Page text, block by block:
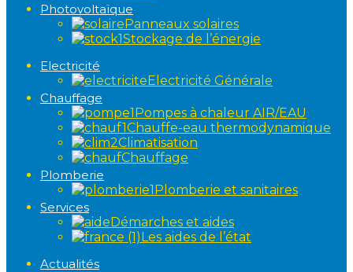
Photovoltaïque
Panneaux solaires
Stockage de l’énergie
Electricité
Electricité Générale
Chauffage
Pompes à chaleur AIR/EAU
Chauffe-eau thermodynamique
Climatisation
Chauffage
Plomberie
Plomberie et sanitaires
Services
Démarches et aides
Les aides de l’état
Actualités